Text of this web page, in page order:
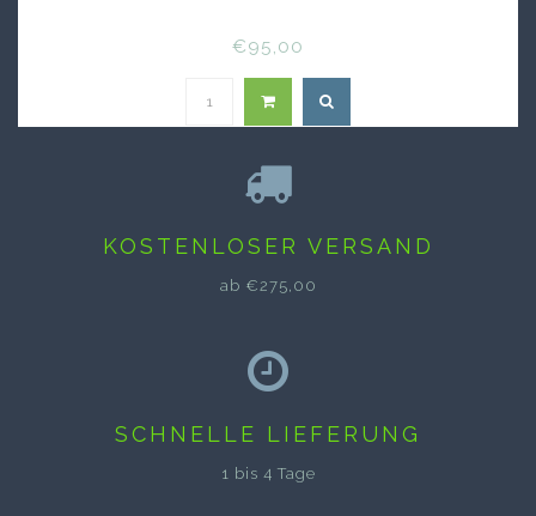
€95,00
KOSTENLOSER VERSAND
ab €275,00
SCHNELLE LIEFERUNG
1 bis 4 Tage